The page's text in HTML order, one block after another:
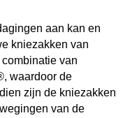
aan kan en
kniezakken van
van
waardoor de
zijn de kniezakken
van de